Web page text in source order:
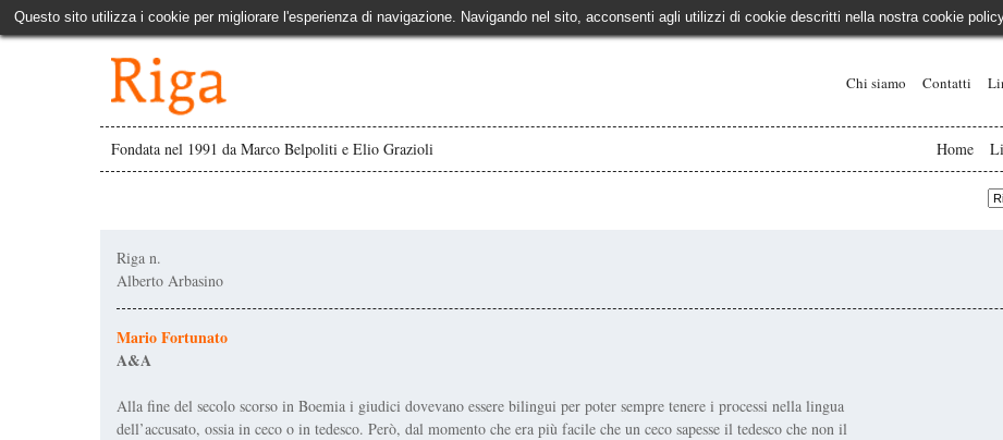
Questo sito utilizza i cookie per migliorare l'esperienza di navigazione. Navigando nel sito, acconsenti agli utilizzi di cookie descritti nella nostra cookie
Chi siamo Contatti
Fondata nel 1991 da Marco Belpoliti e Elio Grazioli Home
Riga n.
Alberto Arbasino
Mario Fortunato
A&A
Alla fine del secolo scorso in Boemia i giudici dovevano essere bilingui per poter sempre tenere i processi nella lingua
dell’accusato, ossia in ceco o in tedesco. Però, dal momento che era più facile che un ceco sapesse il tedesco che non il